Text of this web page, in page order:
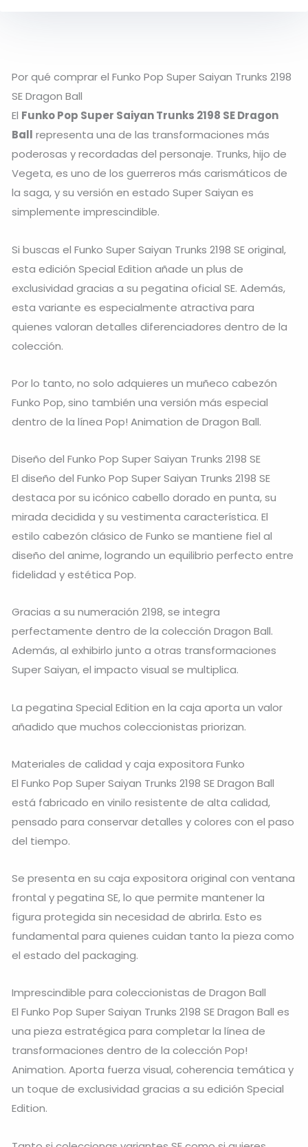
Por qué comprar el Funko Pop Super Saiyan Trunks 2198
SE Dragon Ball
El Funko Pop Super Saiyan Trunks 2198 SE Dragon
Ball representa una de las transformaciones más
poderosas y recordadas del personaje. Trunks, hijo de
Vegeta, es uno de los guerreros más carismáticos de
la saga, y su versión en estado Super Saiyan es
simplemente imprescindible.
Si buscas el Funko Super Saiyan Trunks 2198 SE original,
esta edición Special Edition añade un plus de
exclusividad gracias a su pegatina oficial SE. Además,
esta variante es especialmente atractiva para
quienes valoran detalles diferenciadores dentro de la
colección.
Por lo tanto, no solo adquieres un muñeco cabezón
Funko Pop, sino también una versión más especial
dentro de la línea Pop! Animation de Dragon Ball.
Diseño del Funko Pop Super Saiyan Trunks 2198 SE
El diseño del Funko Pop Super Saiyan Trunks 2198 SE
destaca por su icónico cabello dorado en punta, su
mirada decidida y su vestimenta característica. El
estilo cabezón clásico de Funko se mantiene fiel al
diseño del anime, logrando un equilibrio perfecto entre
fidelidad y estética Pop.
Gracias a su numeración 2198, se integra
perfectamente dentro de la colección Dragon Ball.
Además, al exhibirlo junto a otras transformaciones
Super Saiyan, el impacto visual se multiplica.
La pegatina Special Edition en la caja aporta un valor
añadido que muchos coleccionistas priorizan.
Materiales de calidad y caja expositora Funko
El Funko Pop Super Saiyan Trunks 2198 SE Dragon Ball
está fabricado en vinilo resistente de alta calidad,
pensado para conservar detalles y colores con el paso
del tiempo.
Se presenta en su caja expositora original con ventana
frontal y pegatina SE, lo que permite mantener la
figura protegida sin necesidad de abrirla. Esto es
fundamental para quienes cuidan tanto la pieza como
el estado del packaging.
Imprescindible para coleccionistas de Dragon Ball
El Funko Pop Super Saiyan Trunks 2198 SE Dragon Ball es
una pieza estratégica para completar la línea de
transformaciones dentro de la colección Pop!
Animation. Aporta fuerza visual, coherencia temática y
un toque de exclusividad gracias a su edición Special
Edition.